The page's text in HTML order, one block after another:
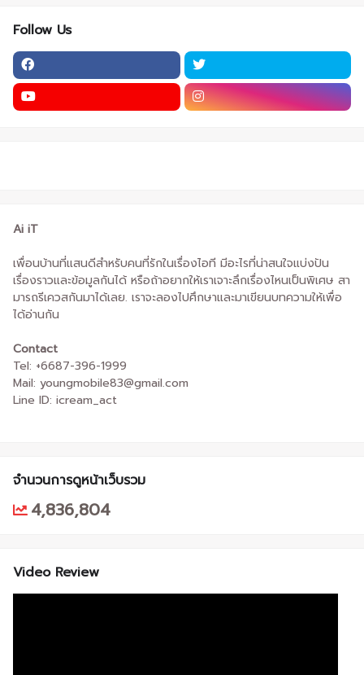
Follow Us
Ai iT
เพื่อนบ้านที่แสนดีสำหรับคนที่รักในเรื่องไอที มีอะไรที่น่าสนใจแบ่งปัน
เรื่องราวและข้อมูลกันได้ หรือถ้าอยากให้เราเจาะลึกเรื่องไหนเป็นพิเศษ สา
มารถรีเควสกันมาได้เลย. เราจะลองไปศึกษาและมาเขียนบทความให้เพื่อ
ได้อ่านกัน
Contact
Tel: +6687-396-1999
Mail: youngmobile83@gmail.com
Line ID: icream_act
จำนวนการดูหน้าเว็บรวม
4,836,804
Video Review